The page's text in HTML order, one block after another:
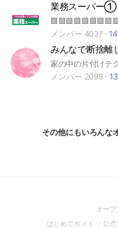
業務スーパー①
メンバー 4037
みんなで断捨離
メンバー 2098
その他にもいろんな
オー
はじめてガイド (Open
公式